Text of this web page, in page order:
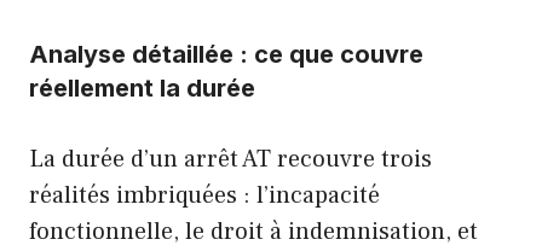
Analyse détaillée : ce que couvre
réellement la durée
La durée d’un arrêt AT recouvre trois
réalités imbriquées : l’incapacité
fonctionnelle, le droit à indemnisation, et